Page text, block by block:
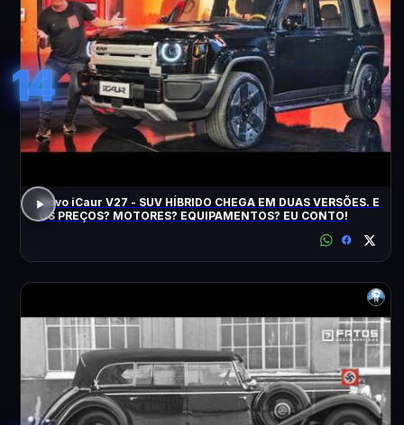
14
Novo iCaur V27 - SUV HÍBRIDO CHEGA EM DUAS VERSÕES. E
OS PREÇOS? MOTORES? EQUIPAMENTOS? EU CONTO!